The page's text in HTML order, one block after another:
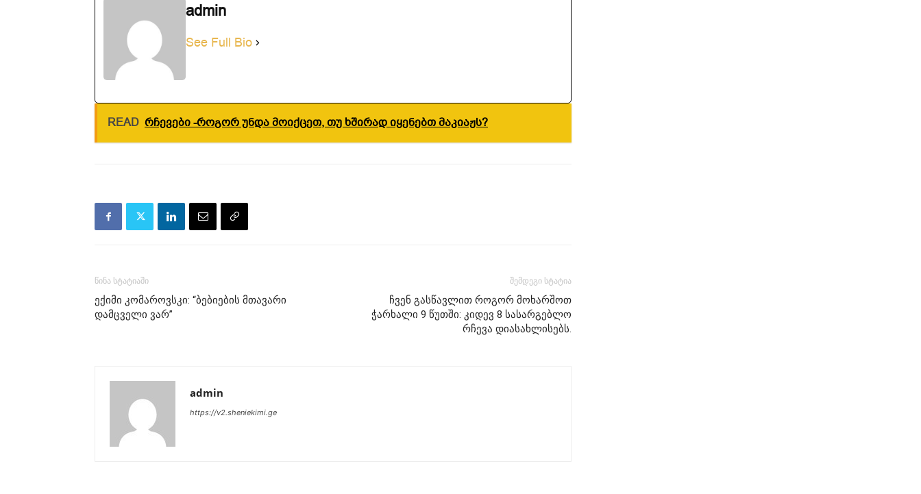
admin
See Full Bio
READ რჩევები -როგორ უნდა მოიქცეთ, თუ ხშირად იყენებთ მაკიაჟს?
წინა სტატიაში
ექიმი კომაროვსკი: “ბებიების მთავარი
დამცველი ვარ”
შემდეგი სტატია
ჩვენ გასწავლით როგორ მოხარშოთ
ჭარხალი 9 წუთში: კიდევ 8 სასარგებლო
რჩევა დიასახლისებს.
admin
https://v2.sheniekimi.ge